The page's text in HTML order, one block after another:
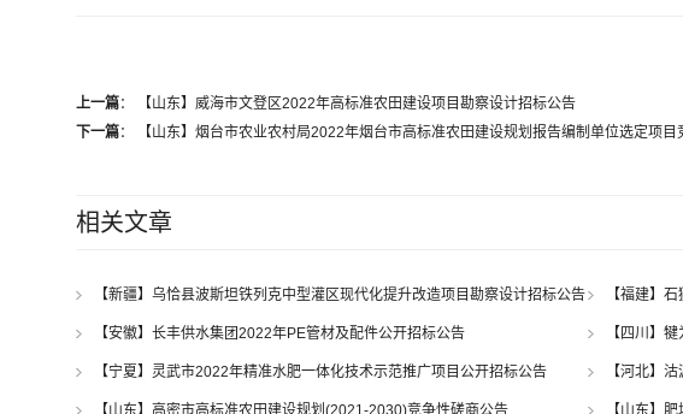
上一篇：
【山东】威海市文登区2022年高标准农田建设项目勘察设计招标公告
下一篇： 【山东】烟台市农业农村局2022年烟台市高标准农田建设规划报告编制单位选定项
相关文章
【新疆】乌恰县波斯坦铁列克中型灌区现代化提升改造项目勘察设计招标公告
【福建】
公告
【安徽】长丰供水集团2022年PE管材及配件公开招标公告
【四川】
兴水厂改造
【宁夏】灵武市2022年精准水肥一体化技术示范推广项目公开招标公告
【河北】
争性磋商公
【山东】高密市高标准农田建设规划(2021-2030)竞争性磋商公告 【山东】